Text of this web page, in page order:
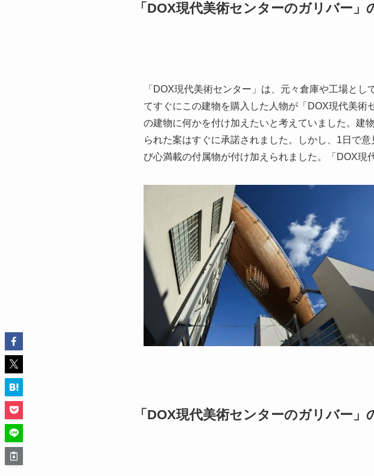
「DOX現代美術センターのガリバー」
「DOX現代美術センター」は、元々倉庫や工場と
てすぐにこの建物を購入した人物が「DOX現代美術
の建物に何かを付け加えたいと考えていました。建
られた案はすぐに承諾されました。しかし、1日で
び心満載の付属物が付け加えられました。「DOX現
「DOX現代美術センターのガリバー」